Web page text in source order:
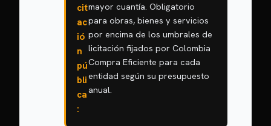
cit
ac
ió
n
pú
bli
ca
:
mayor cuantía. Obligatorio
para obras, bienes y servicios
por encima de los umbrales de
licitación fijados por Colombia
Compra Eficiente para cada
entidad según su presupuesto
anual.